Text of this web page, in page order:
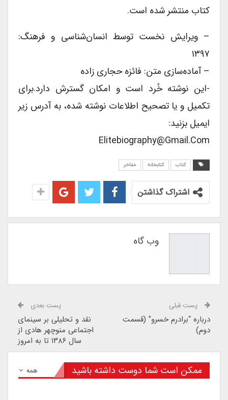
کتاب منتشر شده است.
– ویرایش نخست توسط انسان‌شناسی و فرهنگ:
۱۳۹۷
– آماده‌سازی متن: فائزه حجاری زاده
-این نوشته خُرد است و امکان گسترش دارد.برای
تکمیل و یا تصحیح اطلاعات نوشته شده، به آدرس زیر
ایمیل بزنید:
Elitebiography@gmail.com
کتاب کتابخانه مفاخر
اشتراک گذاشتن
وب گاه
پست قبلی
درباره “برادرم خسرو” (قسمت
دوم)
پست بعدی
نقد و تحلیلی بر سینمای
اجتماعی منوچهر هادی از
سال ۱۳۸۶ تا به امروز
همه ممکن است شما دوست داشته باشید